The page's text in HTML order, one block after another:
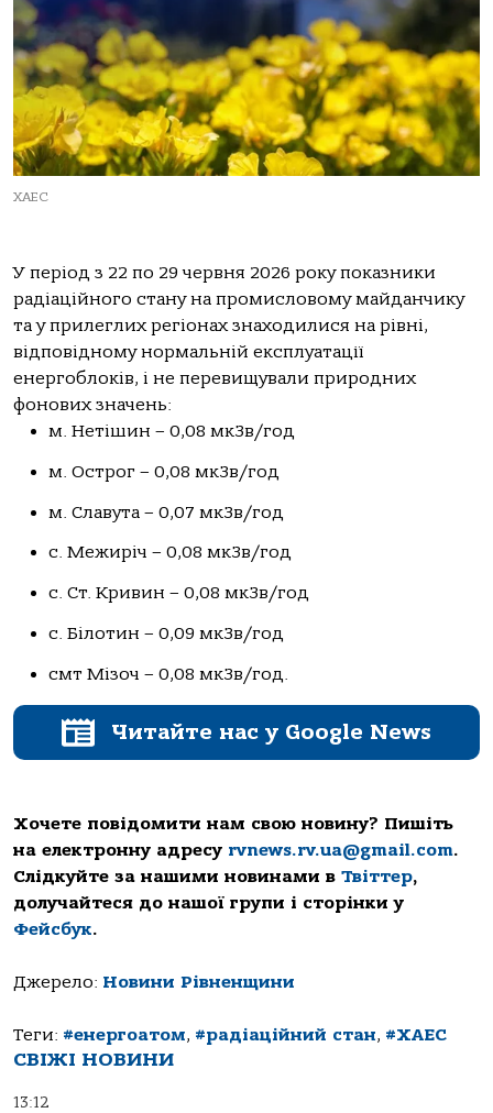
ХАЕС
У період з 22 по 29 червня 2026 року показники
радіаційного стану на промисловому майданчику
та у прилеглих регіонах знаходилися на рівні,
відповідному нормальній експлуатації
енергоблоків, і не перевищували природних
фонових значень:
м. Нетішин – 0,08 мкЗв/год
м. Острог – 0,08 мкЗв/год
м. Славута – 0,07 мкЗв/год
с. Межиріч – 0,08 мкЗв/год
с. Ст. Кривин – 0,08 мкЗв/год
с. Білотин – 0,09 мкЗв/год
смт Мізоч – 0,08 мкЗв/год.
Читайте нас у Google News
Хочете повідомити нам свою новину? Пишіть
на електронну адресу rvnews.rv.ua@gmail.com.
Слідкуйте за нашими новинами в Твіттер,
долучайтеся до нашої групи і сторінки у
Фейсбук.
Джерело: Новини Рівненщини
Теги: #енергоатом, #радіаційний стан, #ХАЕС
СВІЖІ НОВИНИ
13:12